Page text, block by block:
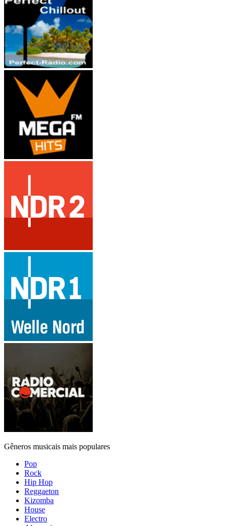
Gêneros musicais mais populares
Pop
Rock
Hip Hop
Reggaeton
Kizomba
House
Electro